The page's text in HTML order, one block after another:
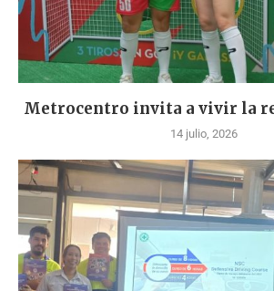
Metrocentro invita a vivir la
14 julio, 2026